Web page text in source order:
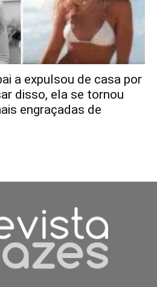
a expulsou de casa por
disso, ela se tornou
engraçadas de